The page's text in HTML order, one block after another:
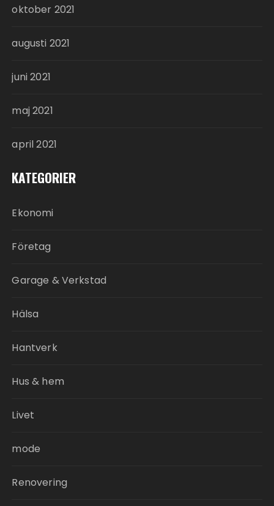
oktober 2021
augusti 2021
juni 2021
maj 2021
april 2021
KATEGORIER
Ekonomi
Företag
Garage & Verkstad
Hälsa
Hantverk
Hus & hem
Livet
mode
Renovering